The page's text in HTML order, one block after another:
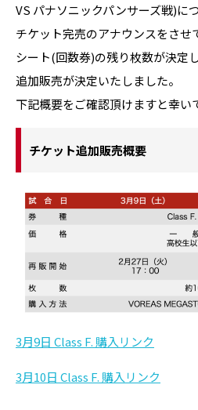
VS パナソニックパンサーズ戦)につ
チケット完売のアナウンスをさせ
シート(回数券)の残り枚数が決定
追加販売が決定いたしました。
下記概要をご確認頂けますと幸い
チケット追加販売概要
3月9日 Class F. 購入リンク
3月10日 Class F. 購入リンク